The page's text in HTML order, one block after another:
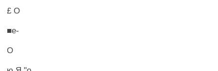
£ О
■е-
О